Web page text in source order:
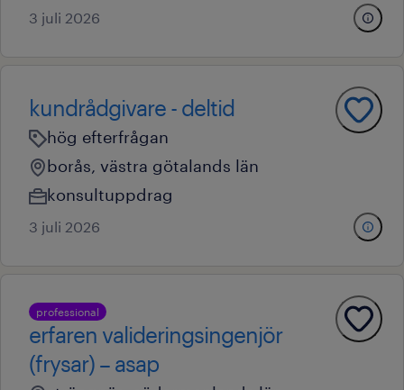
3 juli 2026
kundrådgivare - deltid
hög efterfrågan
borås, västra götalands län
konsultuppdrag
3 juli 2026
professional
erfaren valideringsingenjör
(frysar) – asap